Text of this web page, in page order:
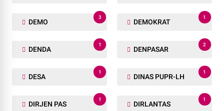
DEMO
3
DEMOKRAT
1
DENDA
1
DENPASAR
2
DESA
1
DINAS PUPR-LH
1
DIRJEN PAS
1
DIRLANTAS
1